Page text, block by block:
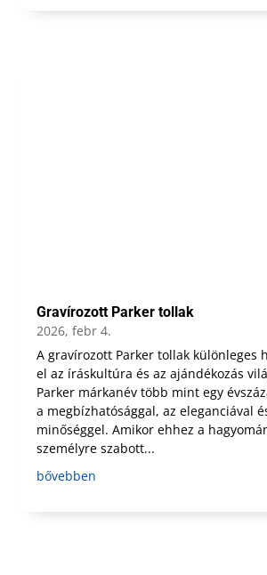
Gravírozott Parker tollak
2026, febr 4.
A gravírozott Parker tollak különleges
el az íráskultúra és az ajándékozás
Parker márkanév több mint egy
a megbízhatósággal, az eleganciával
minőséggel. Amikor ehhez a
személyre szabott...
bővebben